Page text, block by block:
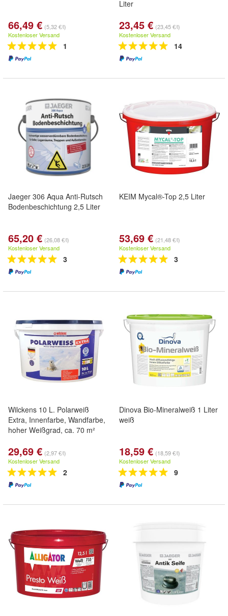
66,49 € (5,32 €/l)
Kostenloser Versand
1
Liter
23,45 € (23,45 €/l)
Kostenloser Versand
14
Jaeger 306 Aqua Anti-Rutsch
Bodenbeschichtung 2,5 Liter
65,20 € (26,08 €/l)
Kostenloser Versand
3
KEIM Mycal®-Top 2,5 Liter
53,69 € (21,48 €/l)
Kostenloser Versand
3
Wilckens 10 L. Polarweiß
Extra, Innenfarbe, Wandfarbe,
hoher Weißgrad, ca. 70 m²
29,69 € (2,97 €/l)
Kostenloser Versand
2
Dinova Bio-Mineralweiß 1 Liter
weiß
18,59 € (18,59 €/l)
Kostenloser Versand
9